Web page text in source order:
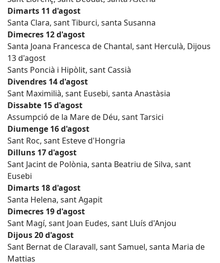
Dimarts 11 d'agost
Santa Clara, sant Tiburci, santa Susanna
Dimecres 12 d'agost
Santa Joana Francesca de Chantal, sant Herculà, Dijous
13 d'agost
Sants Poncià i Hipòlit, sant Cassià
Divendres 14 d'agost
Sant Maximilià, sant Eusebi, santa Anastàsia
Dissabte 15 d'agost
Assumpció de la Mare de Déu, sant Tarsici
Diumenge 16 d'agost
Sant Roc, sant Esteve d'Hongria
Dilluns 17 d'agost
Sant Jacint de Polònia, santa Beatriu de Silva, sant
Eusebi
Dimarts 18 d'agost
Santa Helena, sant Agapit
Dimecres 19 d'agost
Sant Magí, sant Joan Eudes, sant Lluís d'Anjou
Dijous 20 d'agost
Sant Bernat de Claravall, sant Samuel, santa Maria de
Mattias